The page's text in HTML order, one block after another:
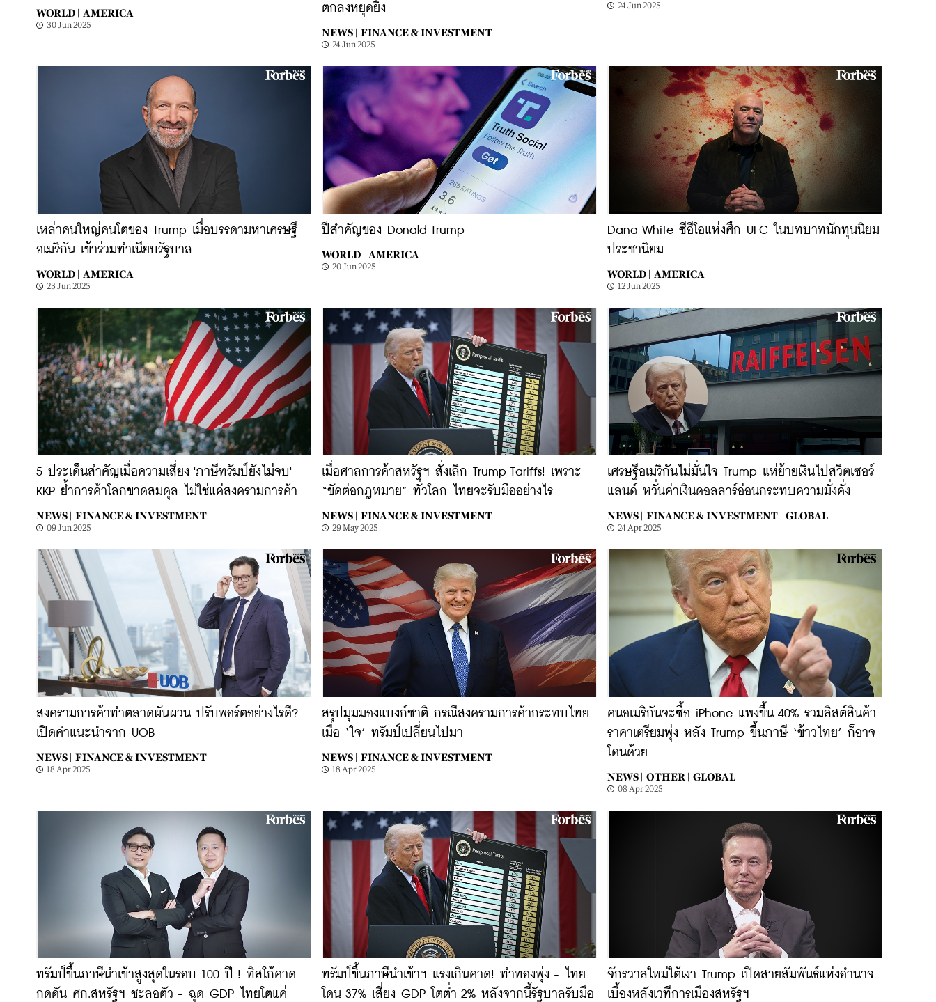
WORLD | AMERICA
30 Jun 2025
ตกลงหยุดยิง
NEWS | FINANCE & INVESTMENT
24 Jun 2025
24 Jun 2025
เหล่าคนใหญ่คนโตของ Trump เมื่อบรรดามหาเศรษฐี
อเมริกัน เข้าร่วมทำเนียบรัฐบาล
WORLD | AMERICA
23 Jun 2025
ปีสําคัญของ Donald Trump
WORLD | AMERICA
20 Jun 2025
Dana White ซีอีโอแห่งศึก UFC ในบทบาทนักทุนนิยม
ประชานิยม
WORLD | AMERICA
12 Jun 2025
5 ประเด็นสำคัญเมื่อความเสี่ยง 'ภาษีทรัมป์ยังไม่จบ'
KKP ย้ำการค้าโลกขาดสมดุล ไม่ใช่แค่สงครามการค้า
NEWS | FINANCE & INVESTMENT
09 Jun 2025
เมื่อศาลการค้าสหรัฐฯ สั่งเลิก Trump Tariffs! เพราะ
“ขัดต่อกฎหมาย” ทั่วโลก-ไทยจะรับมืออย่างไร
NEWS | FINANCE & INVESTMENT
29 May 2025
เศรษฐีอเมริกันไม่มั่นใจ Trump แห่ย้ายเงินไปสวิตเซอร์
แลนด์ หวั่นค่าเงินดอลลาร์อ่อนกระทบความมั่งคั่ง
NEWS | FINANCE & INVESTMENT | GLOBAL
24 Apr 2025
สงครามการค้าทำตลาดผันผวน ปรับพอร์ตอย่างไรดี?
เปิดคำแนะนำจาก UOB
NEWS | FINANCE & INVESTMENT
18 Apr 2025
สรุปมุมมองแบงก์ชาติ กรณีสงครามการค้ากระทบไทย
เมื่อ ‘ใจ’ ทรัมป์เปลี่ยนไปมา
NEWS | FINANCE & INVESTMENT
18 Apr 2025
คนอเมริกันจะซื้อ iPhone แพงขึ้น 40% รวมลิสต์สินค้า
ราคาเตรียมพุ่ง หลัง Trump ขึ้นภาษี ‘ข้าวไทย’ ก็อาจ
โดนด้วย
NEWS | OTHER | GLOBAL
08 Apr 2025
ทรัมป์ขึ้นภาษีนำเข้าสูงสุดในรอบ 100 ปี ! ทิสโก้คาด
กดดัน ศก.สหรัฐฯ ชะลอตัว - ฉุด GDP ไทยโตแค่
ทรัมป์ขึ้นภาษีนำเข้าฯ แรงเกินคาด! ทำทองพุ่ง - ไทย
โดน 37% เสี่ยง GDP โตต่ำ 2% หลังจากนี้รัฐบาลรับมือ
จักรวาลใหม่ใต้เงา Trump เปิดสายสัมพันธ์แห่งอำนาจ
เบื้องหลังเวทีการเมืองสหรัฐฯ